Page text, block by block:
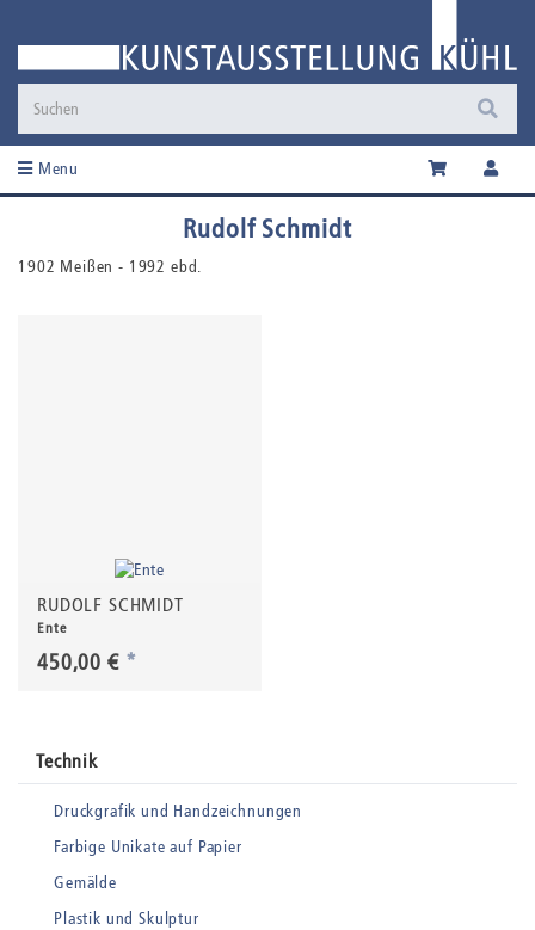
Menu
Rudolf Schmidt
1902 Meißen - 1992 ebd.
RUDOLF SCHMIDT
Ente
450,00 € *
Technik
Druckgrafik und Handzeichnungen
Farbige Unikate auf Papier
Gemälde
Plastik und Skulptur